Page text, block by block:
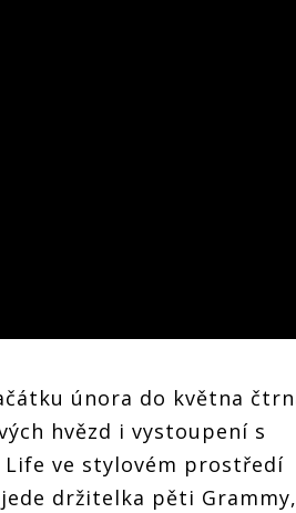
února do května
hvězd i vystoupení s
ve stylovém prostředí
držitelka pěti Grammy,